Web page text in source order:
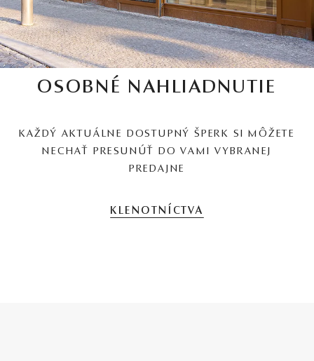
OSOBNÉ NAHLIADNUTIE
KAŽDÝ AKTUÁLNE DOSTUPNÝ ŠPERK SI MÔŽETE
NECHAŤ PRESUNÚŤ DO VAMI VYBRANEJ
PREDAJNE
KLENOTNÍCTVA